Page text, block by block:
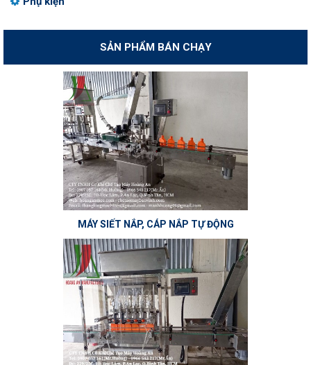
SẢN PHẨM BÁN CHẠY
MÁY SIẾT NẮP, CÁP NẮP TỰ ĐỘNG